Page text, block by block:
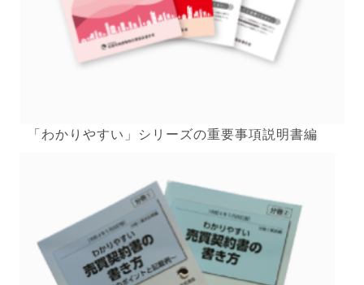
「わかりやすい」シリーズの重要事項説明書編